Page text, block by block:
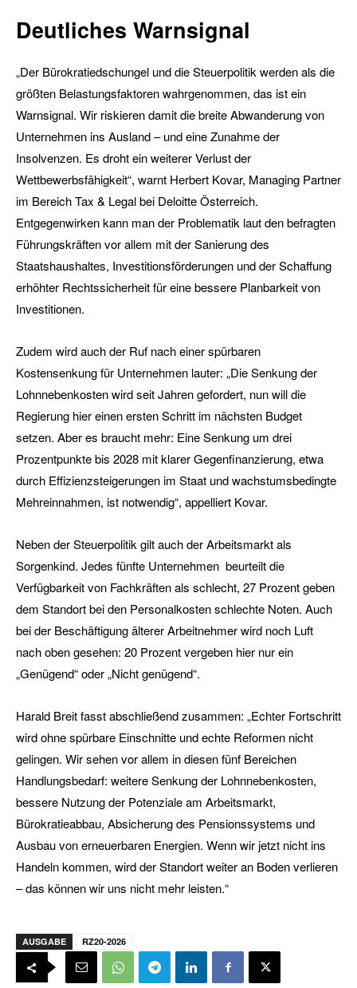
Deutliches Warnsignal
„Der Bürokratiedschungel und die Steuerpolitik werden als die
größten Belastungsfaktoren wahrgenommen, das ist ein
Warnsignal. Wir riskieren damit die breite Abwanderung von
Unternehmen ins Ausland – und eine Zunahme der
Insolvenzen. Es droht ein weiterer Verlust der
Wettbewerbsfähigkeit“, warnt Herbert Kovar, Managing Partner
im Bereich Tax & Legal bei Deloitte Österreich.
Entgegenwirken kann man der Problematik laut den befragten
Führungskräften vor allem mit der Sanierung des
Staatshaushaltes, Investitionsförderungen und der Schaffung
erhöhter Rechtssicherheit für eine bessere Planbarkeit von
Investitionen.
Zudem wird auch der Ruf nach einer spürbaren
Kostensenkung für Unternehmen lauter: „Die Senkung der
Lohnnebenkosten wird seit Jahren gefordert, nun will die
Regierung hier einen ersten Schritt im nächsten Budget
setzen. Aber es braucht mehr: Eine Senkung um drei
Prozentpunkte bis 2028 mit klarer Gegenfinanzierung, etwa
durch Effizienzsteigerungen im Staat und wachstumsbedingte
Mehreinnahmen, ist notwendig“, appelliert Kovar.
Neben der Steuerpolitik gilt auch der Arbeitsmarkt als
Sorgenkind. Jedes fünfte Unternehmen beurteilt die
Verfügbarkeit von Fachkräften als schlecht, 27 Prozent geben
dem Standort bei den Personalkosten schlechte Noten. Auch
bei der Beschäftigung älterer Arbeitnehmer wird noch Luft
nach oben gesehen: 20 Prozent vergeben hier nur ein
„Genügend“ oder „Nicht genügend“.
Harald Breit fasst abschließend zusammen: „Echter Fortschritt
wird ohne spürbare Einschnitte und echte Reformen nicht
gelingen. Wir sehen vor allem in diesen fünf Bereichen
Handlungsbedarf: weitere Senkung der Lohnnebenkosten,
bessere Nutzung der Potenziale am Arbeitsmarkt,
Bürokratieabbau, Absicherung des Pensionssystems und
Ausbau von erneuerbaren Energien. Wenn wir jetzt nicht ins
Handeln kommen, wird der Standort weiter an Boden verlieren
– das können wir uns nicht mehr leisten.“
AUSGABE RZ20-2026